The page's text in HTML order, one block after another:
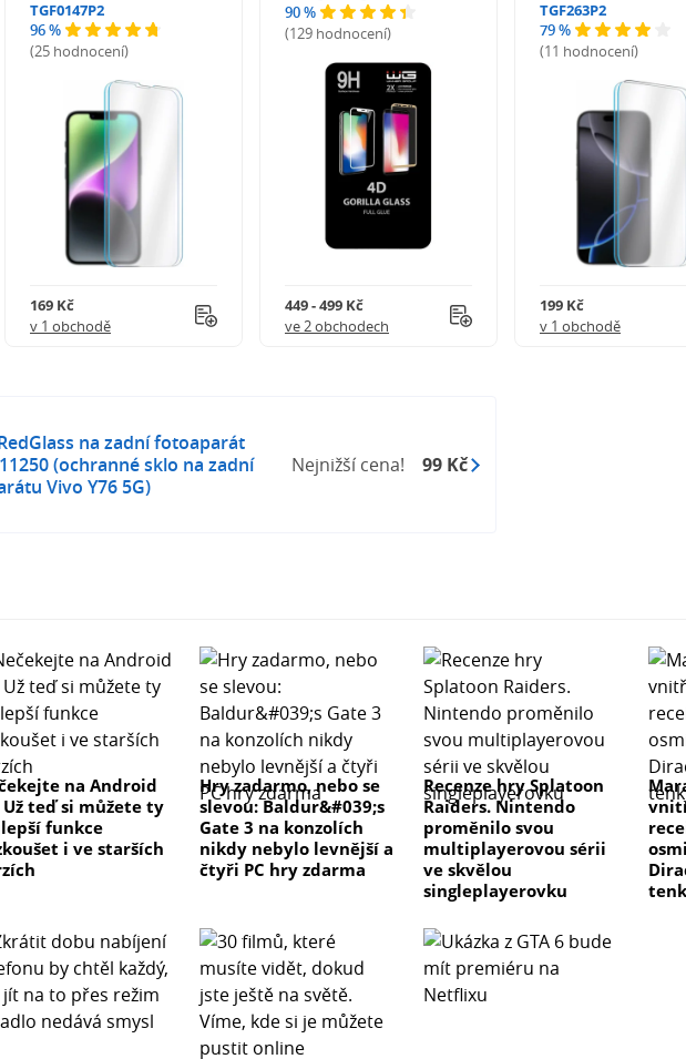
TGF0147P2
96 %
(25 hodnocení)
169 Kč
v 1 obchodě
90 %
(129 hodnocení)
449 - 499 Kč
ve 2 obchodech
TGF263P2
79 %
(11 hodnocení)
199 Kč
v 1 obchodě
na zadní fotoaparát
(ochranné sklo na zadní
Vivo Y76 5G)
Nejnižší cena! 99 Kč
na Android
Už teď si můžete ty
funkce
i ve starších
Hry zadarmo, nebo se
slevou: Baldur&#039;s
Gate 3 na konzolích
nikdy nebylo levnější a
čtyři PC hry zdarma
Recenze hry Splatoon
Raiders. Nintendo
proměnilo svou
multiplayerovou sérii
ve skvělou
singleplayerovku